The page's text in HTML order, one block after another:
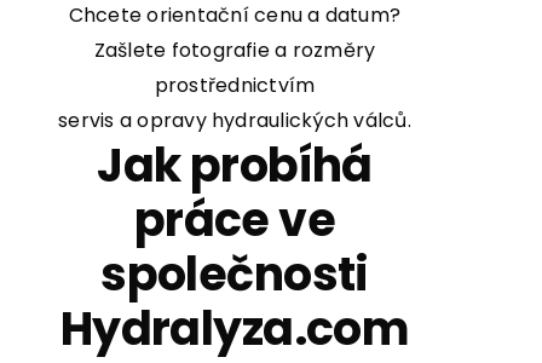
Chcete orientační cenu a datum?
Zašlete fotografie a rozměry
prostřednictvím
servis a opravy hydraulických válců.
Jak probíhá
práce ve
společnosti
Hydralyza.com